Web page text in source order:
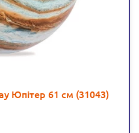
Юпітер 61 см (31043)